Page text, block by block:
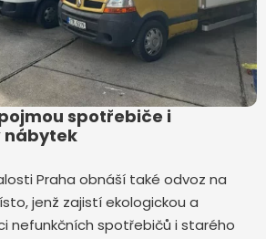
spotřebiče i
nábytek
Praha obnáší také odvoz na
jenž zajistí ekologickou a
nefunkčních spotřebičů i starého